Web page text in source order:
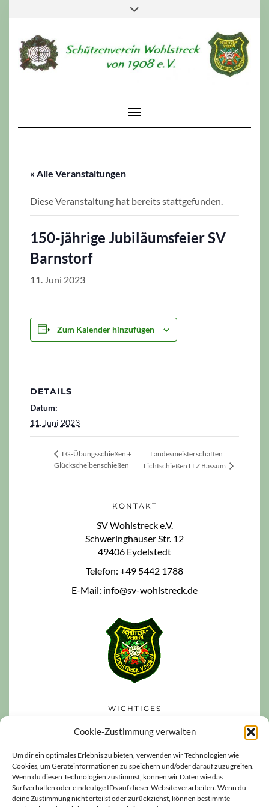
Cookie-Zustimmung verwalten
Um dir ein optimales Erlebnis zu bieten, verwenden wir Technologien wie
Cookies, um Geräteinformationen zu speichern und/oder darauf zuzugreifen.
Wenn du diesen Technologien zustimmst, können wir Daten wie das
Surfverhalten oder eindeutige IDs auf dieser Website verarbeiten. Wenn du
deine Zustimmung nicht erteilst oder zurückziehst, können bestimmte
Toggle Navigation
« Alle Veranstaltungen
Diese Veranstaltung hat bereits stattgefunden.
150-jährige Jubiläumsfeier SV
Barnstorf
11. Juni 2023
Zum Kalender hinzufügen
DETAILS
Datum:
11. Juni 2023
LG-Übungsschießen +
Glückscheibenschießen
Landesmeisterschaften
Lichtschießen LLZ Bassum
KONTAKT
SV Wohlstreck e.V.
Schweringhauser Str. 12
49406 Eydelstedt
Telefon: +49 5442 1788
E-Mail: info@sv-wohlstreck.de
WICHTIGES
Datenschutzerklärung
Impressum
Haftungsausschluss
Cookie-Richtlinie (EU)